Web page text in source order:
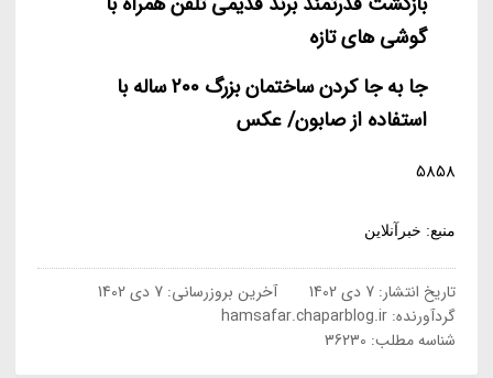
گوشی های تازه
جا به جا کردن ساختمان بزرگ 200 ساله با
استفاده از صابون/ عکس
5858
منبع: خبرآنلاین
تاریخ انتشار:7 دی 1402 آخرین بروزرسانی:7 دی 1402
گردآورنده:hamsafar.chaparblog.ir
شناسه مطلب: 36230